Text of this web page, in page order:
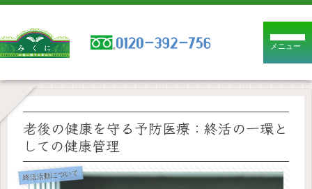
メニュー
老後の健康を守る予防医療：終活の一環と
しての健康管理
終活活動について